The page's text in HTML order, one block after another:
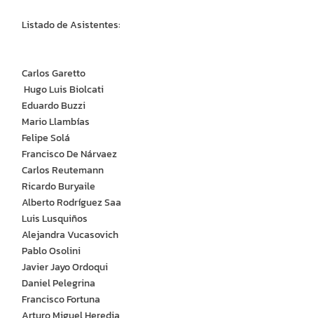
Listado de Asistentes:
Carlos Garetto
Hugo Luis Biolcati
Eduardo Buzzi
Mario Llambías
Felipe Solá
Francisco De Nárvaez
Carlos Reutemann
Ricardo Buryaile
Alberto Rodríguez Saa
Luis Lusquiños
Alejandra Vucasovich
Pablo Osolini
Javier Jayo Ordoqui
Daniel Pelegrina
Francisco Fortuna